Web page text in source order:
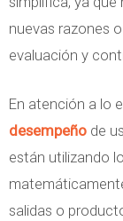
nuevas razones
evaluación y
En atención a lo
desempeño de
están utilizando
salidas o